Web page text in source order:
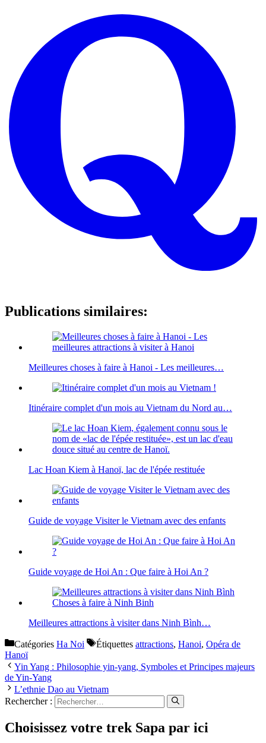
Publications similaires:
Meilleures choses à faire à Hanoi - Les meilleures…
Itinéraire complet d'un mois au Vietnam du Nord au…
Lac Hoan Kiem à Hanoï, lac de l'épée restituée
Guide de voyage Visiter le Vietnam avec des enfants
Guide voyage de Hoi An : Que faire à Hoi An ?
Meilleures attractions à visiter dans Ninh Bình…
Catégories Ha Noi Étiquettes attractions, Hanoi, Opéra de
Hanoï
Yin Yang : Philosophie yin-yang, Symboles et Principes majeurs
de Yin-Yang
L’ethnie Dao au Vietnam
Rechercher :
Choisissez votre trek Sapa par ici